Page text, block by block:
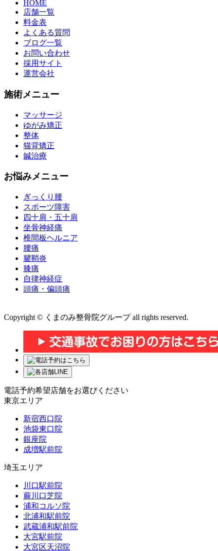
HOME
店舗一覧
料金表
よくある質問
ブログ一覧
お問い合わせ
採用サイト
運営会社
施術メニュー
マッサージ
ゆがみ矯正
整体
猫背矯正
鍼治療
お悩みメニュー
ぎっくり腰
スポーツ障害
四十肩・五十肩
坐骨神経痛
椎間板ヘルニア
腰痛
腱鞘炎
膝痛
自律神経症
頭痛・偏頭痛
Copyright © くまのみ整骨院グループ all rights reserved.
電話予約希望店舗をお選びください
東京エリア
新宿西口院
池袋東口院
銀座院
成増駅前院
埼玉エリア
川口駅前院
蕨川口芝院
浦和コルソ院
北浦和駅前院
武蔵浦和駅前院
大宮駅前院
大宮区天沼院